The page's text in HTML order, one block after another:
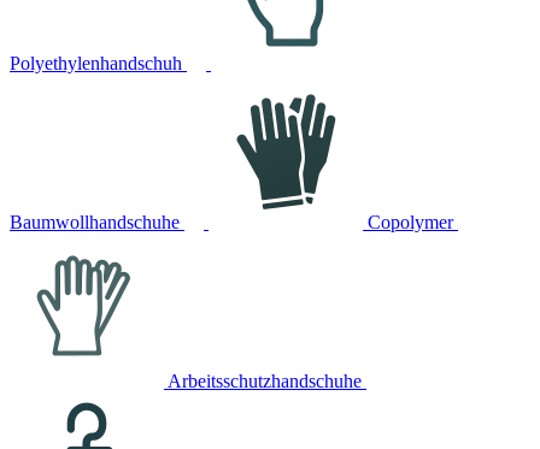
Polyethylenhandschuh
Baumwollhandschuhe Copolymer
Arbeitsschutzhandschuhe